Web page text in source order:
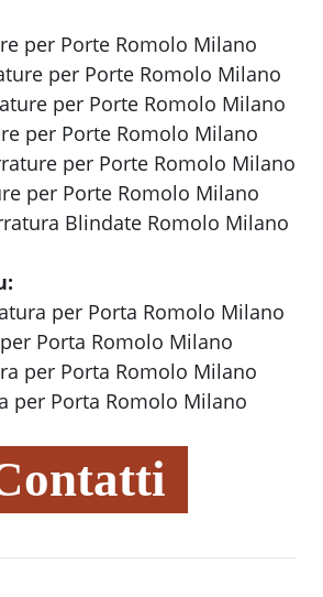
per Porte Romolo Milano
per Porte Romolo Milano
per Porte Romolo Milano
per Porte Romolo Milano
per Porte Romolo Milano
per Porte Romolo Milano
Blindate Romolo Milano
per Porta Romolo Milano
Porta Romolo Milano
per Porta Romolo Milano
per Porta Romolo Milano